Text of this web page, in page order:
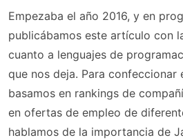
Empezaba el año 2016, y en
publicábamos este artículo con
cuanto a lenguajes de
que nos deja. Para confeccionar
basamos en rankings de
en ofertas de empleo de
hablamos de la importancia de